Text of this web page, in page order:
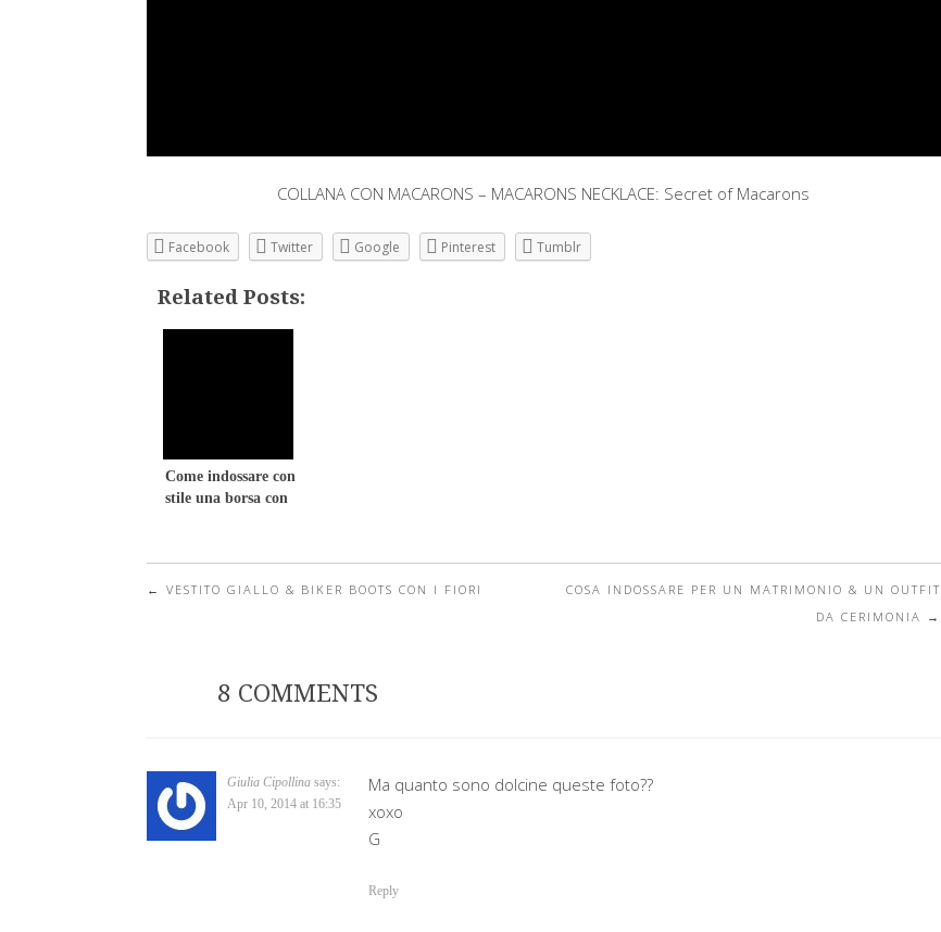
COLLANA CON MACARONS – MACARONS NECKLACE: Secret of Macarons
Facebook Twitter Google Pinterest Tumblr
Related Posts:
Come indossare con
stile una borsa con
Post navigation
← VESTITO GIALLO & BIKER BOOTS CON I FIORI
COSA INDOSSARE PER UN MATRIMONIO & UN OUTFIT
DA CERIMONIA
→
8 COMMENTS
Giulia Cipollina says:
Apr 10, 2014 at 16:35
Ma quanto sono dolcine queste foto??
xoxo
G
Reply